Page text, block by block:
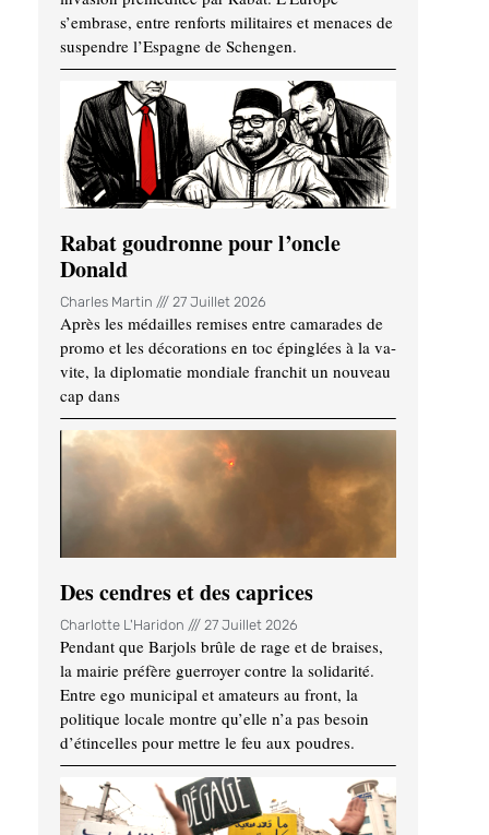
s’embrase, entre renforts militaires et menaces de
suspendre l’Espagne de Schengen.
Rabat goudronne pour l’oncle
Donald
Charles Martin 27 Juillet 2026
Après les médailles remises entre camarades de
promo et les décorations en toc épinglées à la va-
vite, la diplomatie mondiale franchit un nouveau
cap dans
Des cendres et des caprices
Charlotte L'Haridon 27 Juillet 2026
Pendant que Barjols brûle de rage et de braises,
la mairie préfère guerroyer contre la solidarité.
Entre ego municipal et amateurs au front, la
politique locale montre qu’elle n’a pas besoin
d’étincelles pour mettre le feu aux poudres.